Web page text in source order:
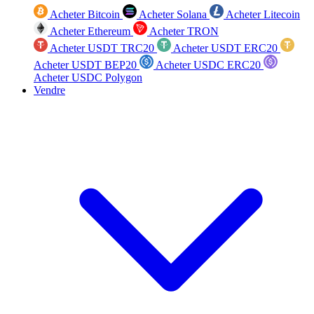
Acheter Bitcoin Acheter Solana
Acheter Litecoin
Acheter Ethereum
Acheter TRON
Acheter USDT TRC20
Acheter USDT ERC20
Acheter USDT BEP20
Acheter USDC ERC20
Acheter USDC Polygon
Vendre